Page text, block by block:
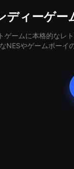
ディーゲー
ゲームに本格的なレ
NESやゲームボーイ